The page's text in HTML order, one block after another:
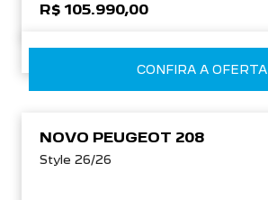
R$ 105.990,00
CONFIRA A OFERTA
NOVO PEUGEOT 208
Style 26/26